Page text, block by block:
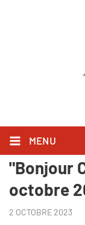
MENU
Geoffroy
"Bonjour
octobre
2 OCTOBRE 2023